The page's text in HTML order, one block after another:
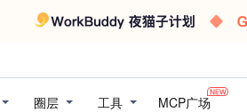
圈层 工具 MCP广场